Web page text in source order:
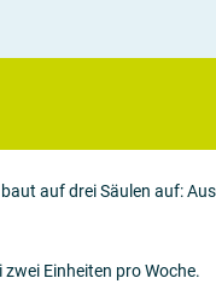
auf drei Säulen auf:
Einheiten pro Woche.